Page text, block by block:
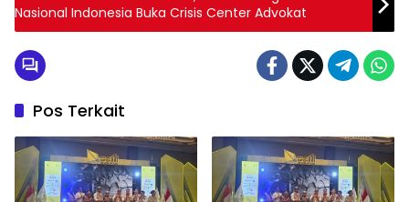
Nasional Indonesia Buka Crisis Center Advokat
Pos Terkait